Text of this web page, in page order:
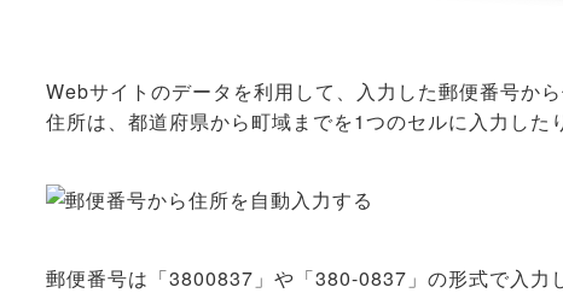
Webサイトのデータを利用して、入力した郵便番号か
住所は、都道府県から町域までを1つのセルに入力した
郵便番号は「3800837」や「380-0837」の形式で入力